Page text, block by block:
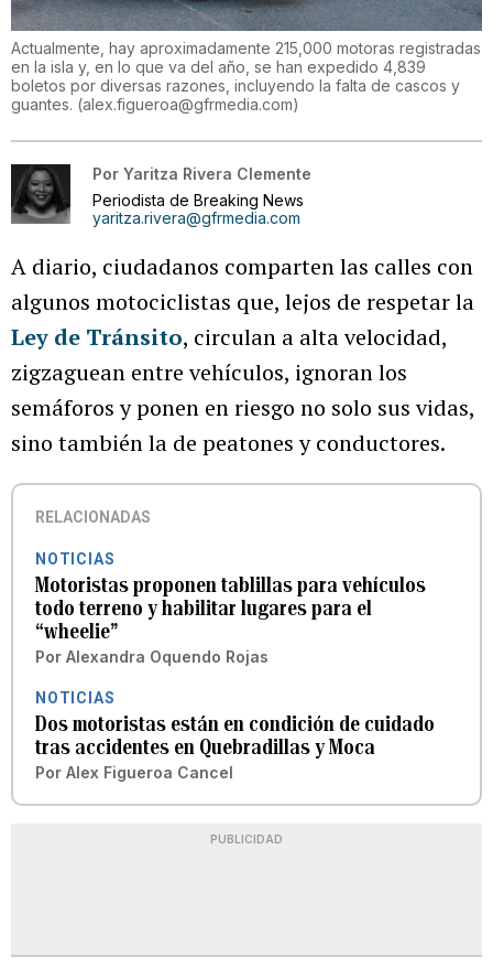
Actualmente, hay aproximadamente 215,000 motoras registradas
en la isla y, en lo que va del año, se han expedido 4,839
boletos por diversas razones, incluyendo la falta de cascos y
guantes. (alex.figueroa@gfrmedia.com)
Por Yaritza Rivera Clemente
Periodista de Breaking News
yaritza.rivera@gfrmedia.com
A diario, ciudadanos comparten las calles con
algunos motociclistas que, lejos de respetar la
Ley de Tránsito, circulan a alta velocidad,
zigzaguean entre vehículos, ignoran los
semáforos y ponen en riesgo no solo sus vidas,
sino también la de peatones y conductores.
RELACIONADAS
NOTICIAS
Motoristas proponen tablillas para vehículos
todo terreno y habilitar lugares para el
“wheelie”
Por Alexandra Oquendo Rojas
NOTICIAS
Dos motoristas están en condición de cuidado
tras accidentes en Quebradillas y Moca
Por Alex Figueroa Cancel
PUBLICIDAD